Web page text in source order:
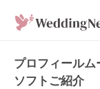
プロフィール
ソフトご紹介